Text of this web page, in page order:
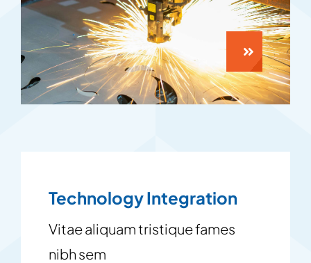
Technology Integration
Vitae aliquam tristique fames
nibh sem